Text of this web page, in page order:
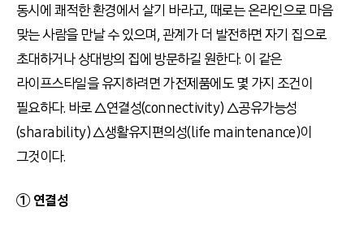
동시에 쾌적한 환경에서 살기 바라고, 때로는 온라인으로 마음
맞는 사람을 만날 수 있으며, 관계가 더 발전하면 자기 집으로
초대하거나 상대방의 집에 방문하길 원한다. 이 같은
라이프스타일을 유지하려면 가전제품에도 몇 가지 조건이
필요하다. 바로 △연결성(connectivity) △공유가능성
(sharability) △생활유지편의성(life maintenance)이
그것이다.
① 연결성